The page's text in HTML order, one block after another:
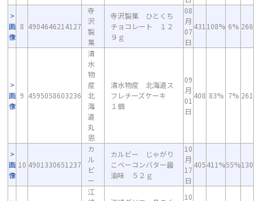
画
像
8 4904646214127
寺
沢
製
菓
寺沢製菓 ひとくち
チョコレート １２
９ｇ
08
月
07
日
431 108% 6% 266
画
像
9 4595058603236
清
水
物
産
北
海
道
丸
恩
清水物産 北海道ス
フレチーズケーキ
１個
09
月
01
日
408 83% 7% 261
画
像
10 4901330651237
カ
ル
ビ
ー
カルビー じゃがり
こベーコンバター醤
油味 ５２ｇ
10
月
17
日
405411%55%130
江
10